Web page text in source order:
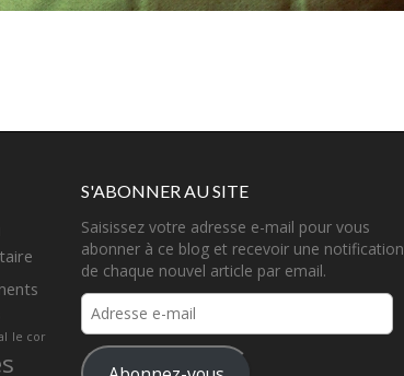
le cor
S'ABONNER AU SITE
Saisissez votre adresse e-mail pour vous
abonner à ce blog et recevoir une notification
de chaque nouvel article par email.
Adresse
e-
mail